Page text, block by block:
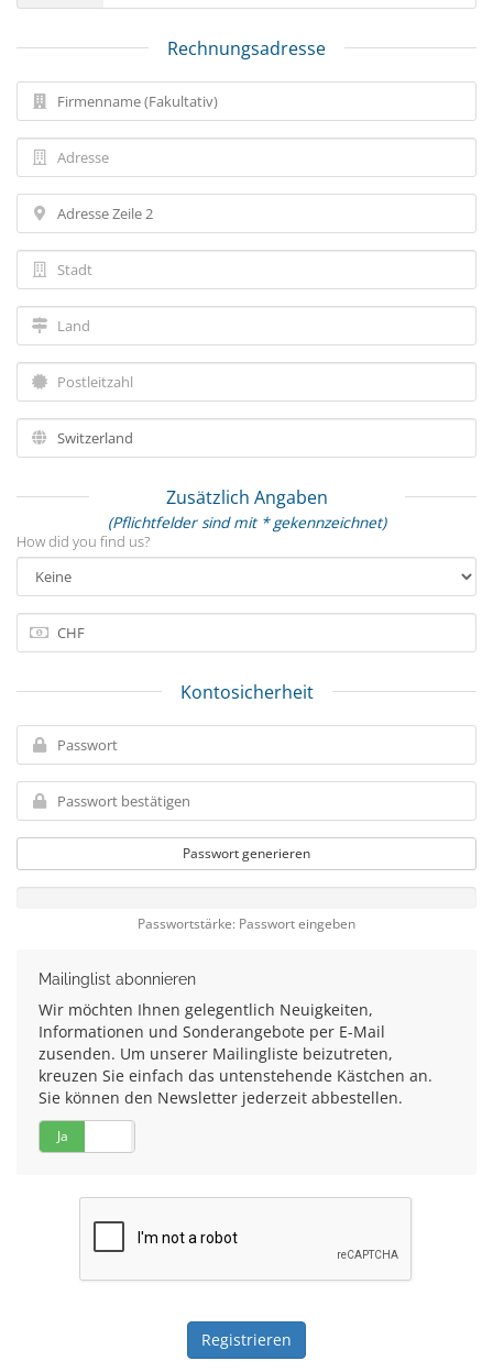
Rechnungsadresse
Zusätzlich Angaben
(Pflichtfelder sind mit * gekennzeichnet)
How did you find us?
Kontosicherheit
Passwort generieren
Passwortstärke: Passwort eingeben
Mailinglist abonnieren
Wir möchten Ihnen gelegentlich Neuigkeiten,
Informationen und Sonderangebote per E-Mail
zusenden. Um unserer Mailingliste beizutreten,
kreuzen Sie einfach das untenstehende Kästchen an.
Sie können den Newsletter jederzeit abbestellen.
Ja